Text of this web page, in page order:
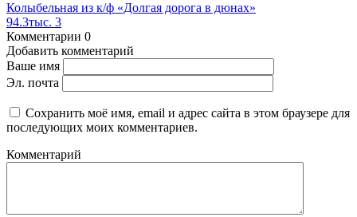
Колыбельная из к/ф «Долгая дорога в дюнах»
94.3тыс. 3
Комментарии 0
Добавить комментарий
Ваше имя
Эл. почта
Сохранить моё имя, email и адрес сайта в этом браузере для
последующих моих комментариев.
Комментарий